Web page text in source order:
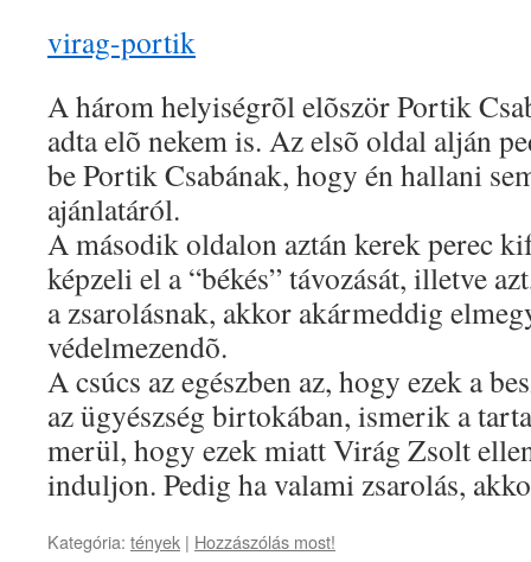
virag-portik
A három helyiségrõl elõször Portik
adta elõ nekem is. Az elsõ oldal alján
be Portik Csabának, hogy én hallani
ajánlatáról.
A második oldalon aztán kerek perec
képzeli el a “békés” távozását, illetve
a zsarolásnak, akkor akármeddig
védelmezendõ.
A csúcs az egészben az, hogy ezek a
az ügyészség birtokában, ismerik a
merül, hogy ezek miatt Virág Zsolt
induljon. Pedig ha valami zsarolás,
Kategória: tények | Hozzászólás most!